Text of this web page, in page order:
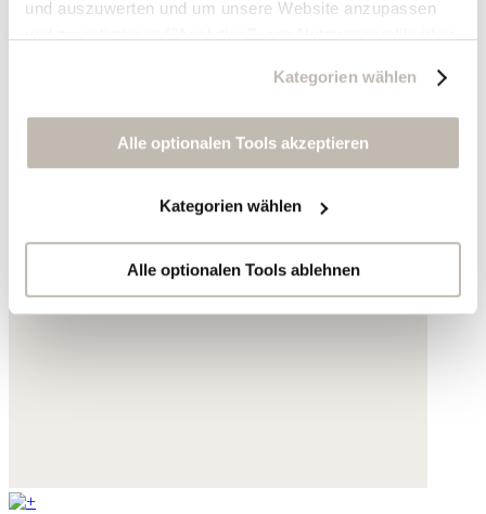
und auszuwerten und um unsere Website anzupassen
zu erstellen, um personalisierte Werbung auszuliefern,
Sie erneut mit Werbung anzusprechen sowie um unsere
Werbekampagnen auszuwerten ("Marketing").
Ihre Daten werden mit Dienstanbietern geteilt, die wir in
der Datenschutzerklärung genauer auflisten oder wenn
Sie auf "Kategorien wählen" klicken.
Indem Sie auf "Alle optionalen Tools akzeptieren" klicken,
Weitere Informationen:
Kategorien wählen
Alle optionalen Tools akzeptieren
Kategorien wählen
Alle optionalen Tools ablehnen